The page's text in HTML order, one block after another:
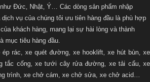
Đức, Nhật, Ý… Các dòng sản phẩm nhập
vụ của chúng tôi ưu tiên hàng đầu là phù hợp
khách hàng, mang lại sự hài lòng và thành
mục tiêu hàng đầu.
ép rác, xe quét đường, xe hooklift, xe hút bùn, xe
tắc cống, xe tưới cây rửa đường, xe tải cẩu, xe
trình, xe chở cám, xe chở sửa, xe chở acid…